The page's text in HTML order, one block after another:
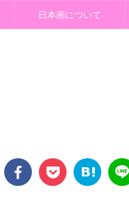
日本画について